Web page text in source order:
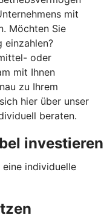
mit
Möchten Sie
einzahlen?
oder
mit Ihnen
zu Ihrem
hier über unser
beraten.
investieren
individuelle